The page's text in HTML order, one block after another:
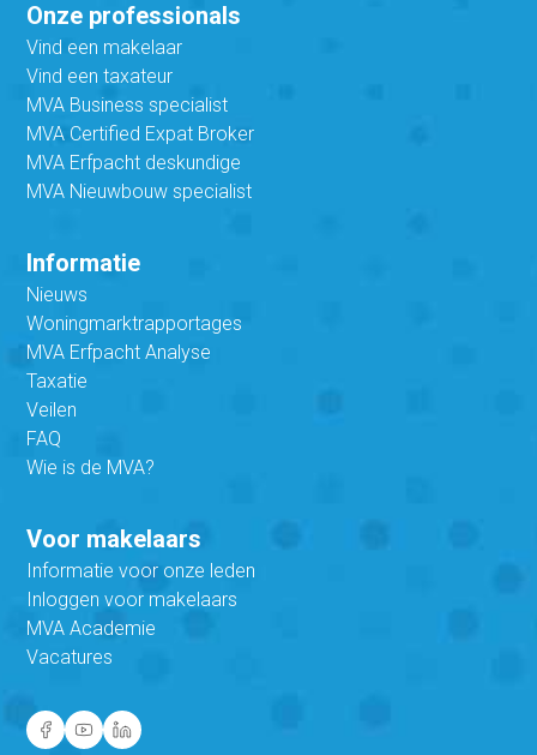
Onze professionals
Vind een makelaar
Vind een taxateur
MVA Business specialist
MVA Certified Expat Broker
MVA Erfpacht deskundige
MVA Nieuwbouw specialist
Informatie
Nieuws
Woningmarktrapportages
MVA Erfpacht Analyse
Taxatie
Veilen
FAQ
Wie is de MVA?
Voor makelaars
Informatie voor onze leden
Inloggen voor makelaars
MVA Academie
Vacatures